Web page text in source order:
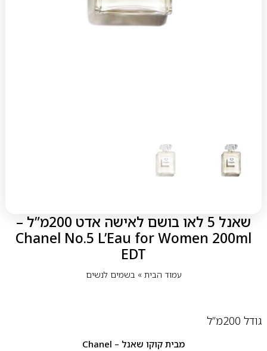
שאנל 5 לאו בושם לאישה אדט 200מ”ל –
Chanel No.5 L’Eau for Women 200ml
EDT
עמוד הבית» בשמים לנשים
גודל 200מ”ל
מבית קוקו שאנל – Chanel